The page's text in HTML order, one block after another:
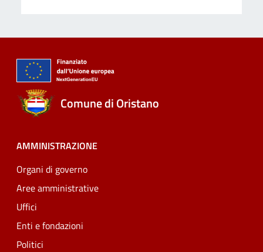
Comune di Oristano
AMMINISTRAZIONE
Organi di governo
Aree amministrative
Uffici
Enti e fondazioni
Politici